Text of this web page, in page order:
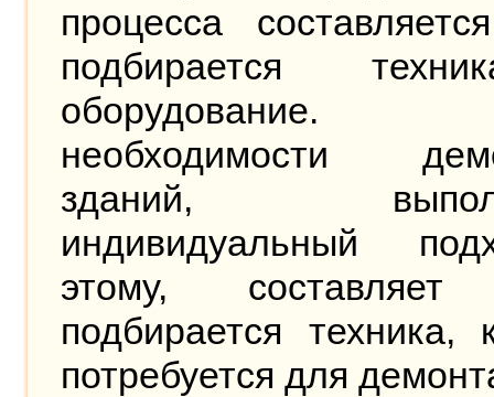
процесса
подбирается
необходимости
зданий,
индивидуальный
этому,
подбирается техника,
потребуется для